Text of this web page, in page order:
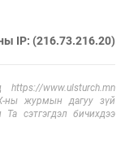
IP: (216.73.216.20)
www.ulsturch.mn
ны журмын дагуу зүй
Та сэтгэгдэл бичихдээ